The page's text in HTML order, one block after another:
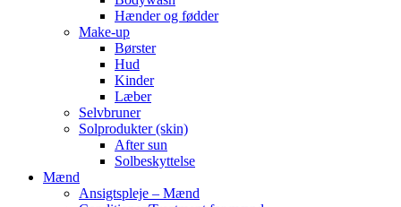
Hænder og fødder
Make-up
Børster
Hud
Kinder
Læber
Selvbruner
Solprodukter (skin)
After sun
Solbeskyttelse
Mænd
Ansigtspleje – Mænd